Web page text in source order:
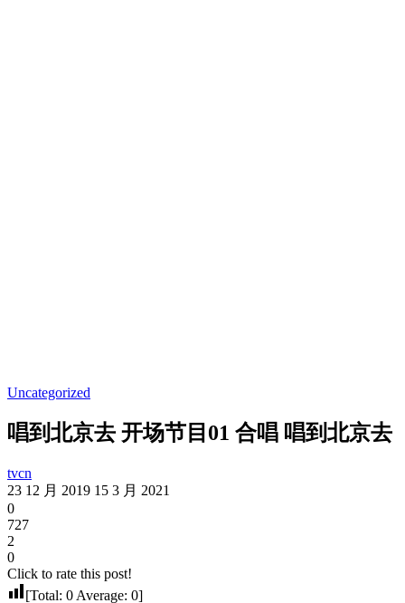
Uncategorized
唱到北京去 开场节目01 合唱 唱到北京去
tvcn
23 12 月 2019 15 3 月 2021
0
727
2
0
Click to rate this post!
[Total: 0 Average: 0]